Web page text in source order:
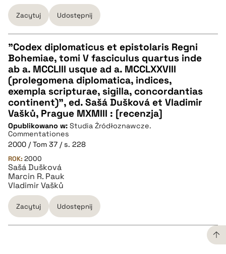
Zacytuj Udostępnij
CZYSTY TEKST
pobierz cytat
BIBTEX
pobierz cytat
"Codex diplomaticus et epistolaris Regni
Bohemiae, tomi V fasciculus quartus inde
ab a. MCCLIII usque ad a. MCCLXXVIII
(prolegomena diplomatica, indices,
exempla scripturae, sigilla, concordantias
continent)", ed. Sašá Dušková et Vladimir
Vašků, Prague MXMIII : [recenzja]
Opublikowano w: Studia Źródłoznawcze.
Commentationes
2000 / Tom 37 / s. 228
ROK: 2000
Sašá Dušková
Marcin R. Pauk
Vladimir Vašků
Zacytuj Udostępnij